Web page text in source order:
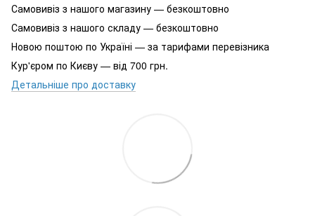
Самовивіз з нашого магазину — безкоштовно
Самовивіз з нашого складу — безкоштовно
Новою поштою по Україні — за тарифами перевізника
Кур'єром по Києву — від 700 грн.
Детальніше про доставку